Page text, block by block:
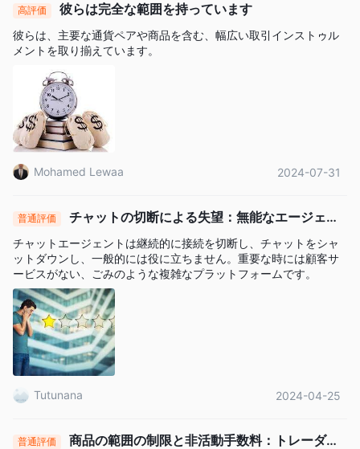
てこの作用
1:20、コモディティで1:10、仮想通貨で1:2、株式で1:5
です。プロフェッショナル向けは最大 1:400 。
レバレッジが大きいほど、預けた資本を失うリスクが大きくなる
ことを心に留めておくことが重要です。レバレッジの使用は、あ
なたに有利に働くこともあれば、不利に働くこともあります。
スプレッドと手数料
楽天証券タイトなオファー、
ブローカーの価格設定は本社から直接決定され、本社はトップク
ラスの流動性プロバイダーの広範なネットワークにアクセスでき
引できます。その結果、次のような主要通貨ペアの平均スプレッ
高評価 彼らは完全な範囲を持っています
彼らは、主要な通貨ペアや商品を含む、幅広い取引インストゥル
メントを取り揃えています。
Mohamed Lewaa 2024-07-31
普通評価
チャットの切断による失望：無能なエージェン
トと複雑なプラットフォームが顧客を見捨てる
チャットエージェントは継続的に接続を切断し、チャットをシャ
ットダウンし、一般的には役に立ちません。重要な時には顧客サ
ービスがない、ごみのような複雑なプラットフォームです。
Tutunana 2024-04-25
普通評価
商品の範囲の制限と非活動手数料：トレーダー